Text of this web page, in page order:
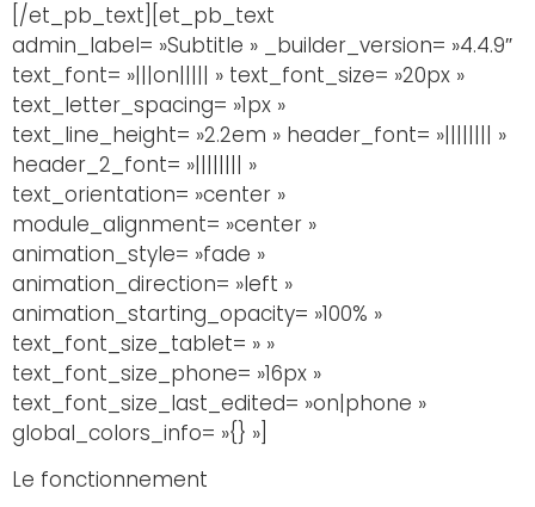
[/et_pb_text][et_pb_text
admin_label= »Subtitle » _builder_version= »4.4.9″
text_font= »|||on||||| » text_font_size= »20px »
text_letter_spacing= »1px »
text_line_height= »2.2em » header_font= »|||||||| »
header_2_font= »|||||||| »
text_orientation= »center »
module_alignment= »center »
animation_style= »fade »
animation_direction= »left »
animation_starting_opacity= »100% »
text_font_size_tablet= » »
text_font_size_phone= »16px »
text_font_size_last_edited= »on|phone »
global_colors_info= »{} »]
Le fonctionnement